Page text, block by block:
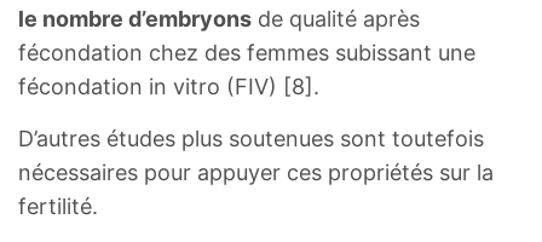
le nombre d’embryons de qualité après
fécondation chez des femmes subissant une
fécondation in vitro (FIV) [8].
D’autres études plus soutenues sont toutefois
nécessaires pour appuyer ces propriétés sur la
fertilité.